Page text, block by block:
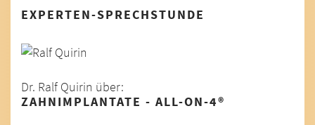
EXPERTEN-SPRECHSTUNDE
Dr. Ralf Quirin über:
ZAHNIMPLANTATE - ALL-ON-4®